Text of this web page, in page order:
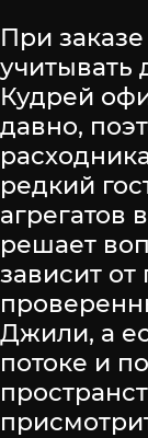
При
учитывать
Кудрей
давно,
редкий
агрегатов
решает
зависит от
Джили, а
потоке и